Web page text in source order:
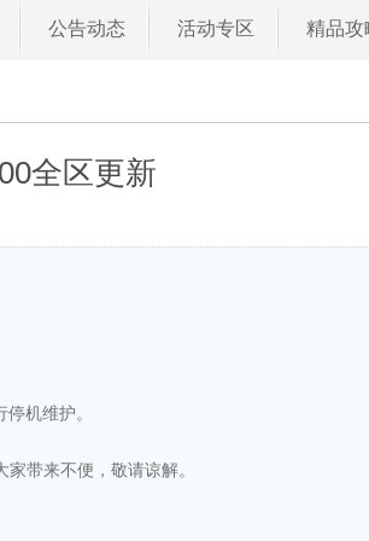
公告动态 活动专区 精品攻
全区更新
机维护。
带来不便，敬请谅解。